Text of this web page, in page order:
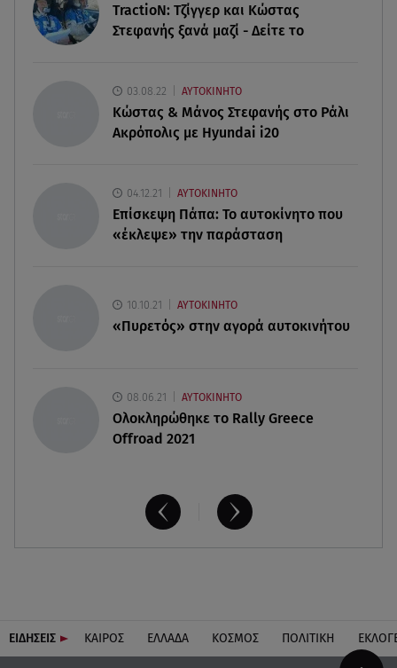
09.08.26 , 11:38
09.08.26 , 11:23
Μεθυσμένη οδηγός σκότωσε νύφη τη μέρα του
Αλέξανδρος Τσουβέλας για Εύα Καρύδη: «Θα το
έκανα 500 φορές»
Μπαμπάς για δεύτερη φορά ο Γιάννης
Κωνσταντέλιας
TractioN: Τζίγγερ και Κώστας
Στεφανής ξανά μαζί - Δείτε το
03.08.22 ΑΥΤΟΚΙΝΗΤΟ
Κώστας & Μάνος Στεφανής στο Ράλι
Ακρόπολις με Hyundai i20
04.12.21 ΑΥΤΟΚΙΝΗΤΟ
Επίσκεψη Πάπα: Το αυτοκίνητο που
«έκλεψε» την παράσταση
10.10.21 ΑΥΤΟΚΙΝΗΤΟ
«Πυρετός» στην αγορά αυτοκινήτου
08.06.21 ΑΥΤΟΚΙΝΗΤΟ
Ολοκληρώθηκε το Rally Greece
Offroad 2021
ΕΙΔΗΣΕΙΣ ΚΑΙΡΟΣ ΕΛΛΑΔΑ ΚΟΣΜΟΣ ΠΟΛΙΤΙΚΗ